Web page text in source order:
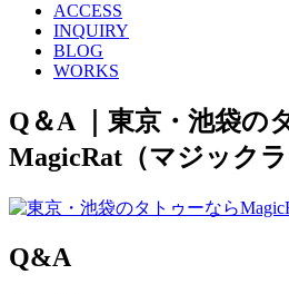
ACCESS
INQUIRY
BLOG
WORKS
Q＆A ｜東京・池袋の
MagicRat（マジックラ
Q&A